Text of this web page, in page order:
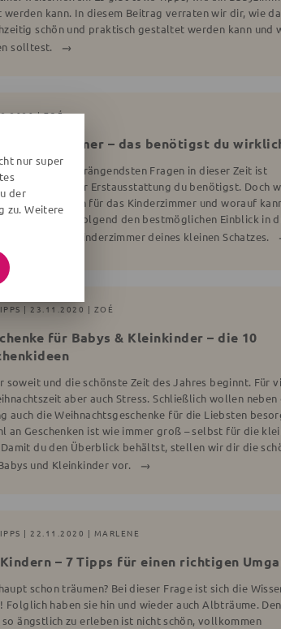
kann. In diesem Beitrag verraten wir dir, wie
schön und praktisch gestaltet werden kann und
solltest.
| ZOÉ
Kinderzimmer – das benötigst du
eine deiner drängendsten Fragen in dieser Zeit ist
Kinderzimmer Erstausstattung du benötigst. Doch
du wirklich für das Kinderzimmer und worauf
geben dir nachfolgend den bestmöglichen Einblick in
für das Kinderzimmer deines kleinen Schatzes.
| 23.11.2020 | ZOÉ
für Babys & Kleinkinder – die 10
soweit und die schönste Zeit des Jahres beginnt. Für
aber auch Stress. Schließlich wollen neben
auch die Weihnachtsgeschenke für die Liebsten
an Geschenken ist wie immer groß – selbst für die
du den Überblick behältst, stellen wir dir die
und Kleinkinder vor.
| 22.11.2020 | MARLENE
– 7 Tipps für einen richtigen
schon träumen? Bei dieser Frage ist sich die
Folglich haben sie hin und wieder auch Albträume. Den
so ängstlich zu erleben ist nicht schön, vollkommen
nur super
der
zu. Weitere